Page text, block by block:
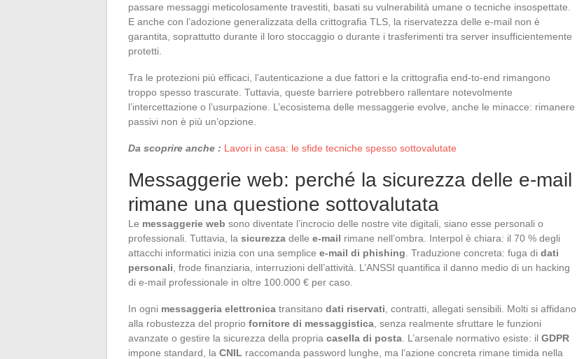
passare messaggi meticolosamente travestiti, basati su vulnerabilità umane o tecniche insospettate.
E anche con l’adozione generalizzata della crittografia TLS, la riservatezza delle e-mail non è
garantita, soprattutto durante il loro stoccaggio o durante i trasferimenti tra server insufficientemente
protetti.
Tra le protezioni più efficaci, l’autenticazione a due fattori e la crittografia end-to-end rimangono
troppo spesso trascurate. Tuttavia, queste barriere potrebbero rallentare notevolmente
l’intercettazione o l’usurpazione. L’ecosistema delle messaggerie evolve, anche le minacce: rimanere
passivi non è più un’opzione.
Da scoprire anche : Lavori in casa: le sfide tecniche spesso sottovalutate
Messaggerie web: perché la sicurezza delle e-mail
rimane una questione sottovalutata
Le messaggerie web sono diventate l’incrocio delle nostre vite digitali, siano esse personali o
professionali. Tuttavia, la sicurezza delle e-mail rimane nell’ombra. Interpol è chiara: il 70 % degli
attacchi informatici inizia con una semplice e-mail di phishing . Traduzione concreta: fuga di dati
personali , frode finanziaria, interruzioni dell’attività. L’ANSSI quantifica il danno medio di un hacking
di e-mail professionale in oltre 100.000 € per caso.
In ogni messaggeria elettronica transitano dati riservati , contratti, allegati sensibili. Molti si affidano
alla robustezza del proprio fornitore di messaggistica , senza realmente sfruttare le funzioni
avanzate o gestire la sicurezza della propria casella di posta . L’arsenale normativo esiste: il GDPR
impone standard, la CNIL raccomanda password lunghe, ma l’azione concreta rimane timida nella